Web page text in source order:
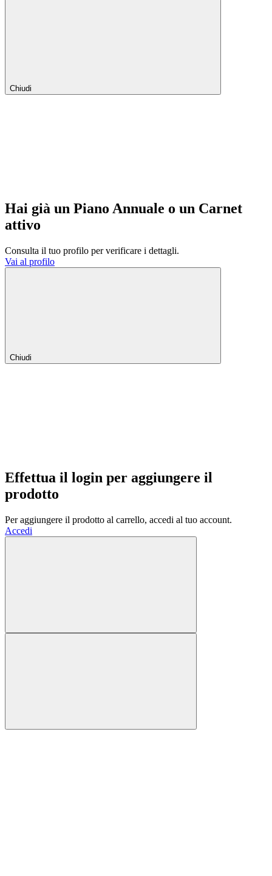
Chiudi
Hai già un Piano Annuale o un Carnet
attivo
Consulta il tuo profilo per verificare i dettagli.
Vai al profilo
Chiudi
Effettua il login per aggiungere il
prodotto
Per aggiungere il prodotto al carrello, accedi al tuo account.
Accedi